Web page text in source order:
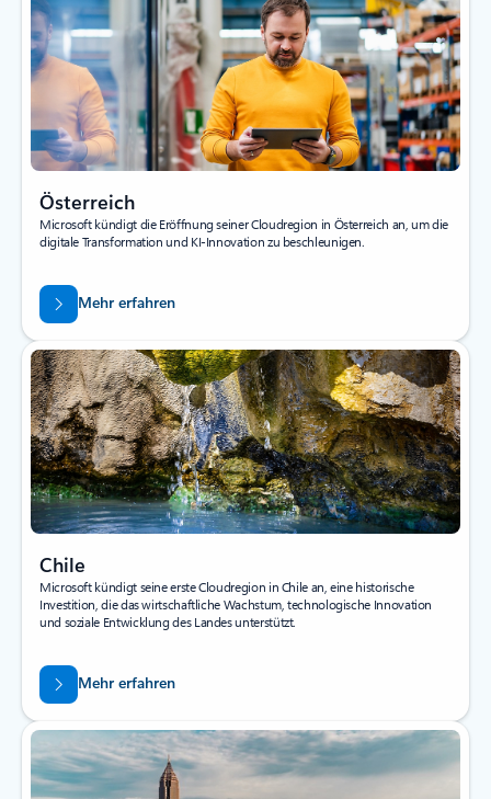
Österreich
Microsoft kündigt die Eröffnung seiner Cloudregion in Österreich an, um die
digitale Transformation und KI-Innovation zu beschleunigen.
Mehr erfahren
Chile
Microsoft kündigt seine erste Cloudregion in Chile an, eine historische
Investition, die das wirtschaftliche Wachstum, technologische Innovation
und soziale Entwicklung des Landes unterstützt.
Mehr erfahren